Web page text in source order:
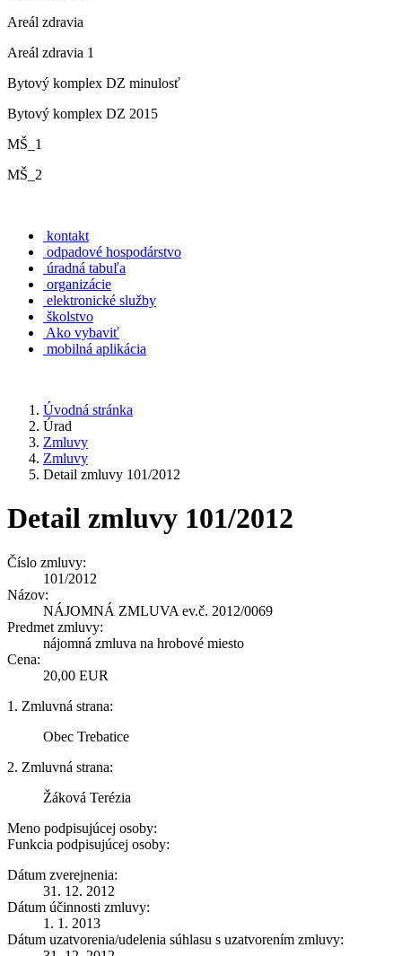
Areál zdravia
Areál zdravia 1
Bytový komplex DZ minulosť
Bytový komplex DZ 2015
MŠ_1
MŠ_2
kontakt
odpadové hospodárstvo
úradná tabuľa
organizácie
elektronické služby
školstvo
Ako vybaviť
mobilná aplikácia
Úvodná stránka
Úrad
Zmluvy
Zmluvy
Detail zmluvy 101/2012
Detail zmluvy 101/2012
Číslo zmluvy:
101/2012
Názov:
NÁJOMNÁ ZMLUVA ev.č. 2012/0069
Predmet zmluvy:
nájomná zmluva na hrobové miesto
Cena:
20,00 EUR
1. Zmluvná strana:
Obec Trebatice
2. Zmluvná strana:
Žáková Terézia
Meno podpisujúcej osoby:
Funkcia podpisujúcej osoby:
Dátum zverejnenia:
31. 12. 2012
Dátum účinnosti zmluvy:
1. 1. 2013
Dátum uzatvorenia/udelenia súhlasu s uzatvorením zmluvy: